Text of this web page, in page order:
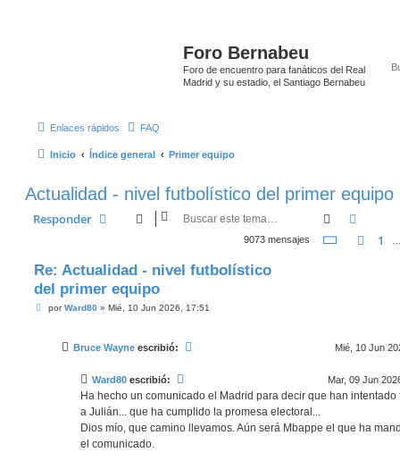
Foro Bernabeu
Foro de encuentro para fanáticos del Real
Madrid y su estadio, el Santiago Bernabeu
Enlaces rápidos FAQ
Inicio Índice general Primer equipo
Actualidad - nivel futbolístico del primer equipo
Responder Buscar
9073 mensajes Página453
1
Re: Actualidad - nivel futbolístico
del primer equipo
MporWard80» Mié, 10 Jun 2026, 17:51
Bruce Wayne escribió: Mié, 10 Jun
Ward80 escribió: Mar, 09 Jun
Ha hecho un comunicado el Madrid para decir que han intentado
a Julián... que ha cumplido la promesa electoral...
Dios mío, que camino llevamos. Aún será Mbappe el que ha
el comunicado.